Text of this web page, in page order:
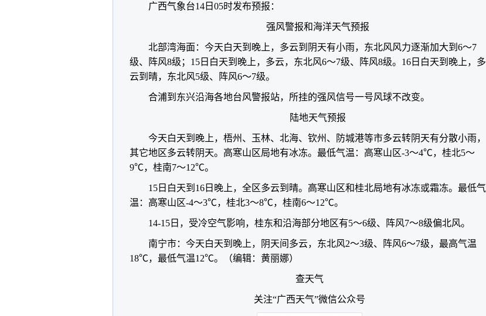
广西气象台14日05时发布预报：
强风警报和海洋天气预报
北部湾海面：今天白天到晚上，多云到阴天有小雨，东北风风力逐渐加大到6～7
级、阵风8级；15日白天到晚上，多云，东北风6～7级、阵风8级。16日白天到晚上，多
云到晴，东北风5级、阵风6～7级。
合浦到东兴沿海各地台风警报站，所挂的强风信号一号风球不改变。
陆地天气预报
今天白天到晚上，梧州、玉林、北海、钦州、防城港等市多云转阴天有分散小雨，
其它地区多云转阴天。高寒山区局地有冰冻。最低气温：高寒山区-3～4℃，桂北5～
9℃，桂南7～12℃。
15日白天到16日晚上，全区多云到晴。高寒山区和桂北局地有冰冻或霜冻。最低气
温：高寒山区-4～3℃，桂北3～8℃，桂南6～12℃。
14-15日，受冷空气影响，桂东和沿海部分地区有5～6级、阵风7～8级偏北风。
南宁市：今天白天到晚上，阴天间多云，东北风2～3级、阵风6～7级，最高气温
18℃，最低气温12℃。（编辑：黄丽娜）
查天气
关注“广西天气”微信公众号